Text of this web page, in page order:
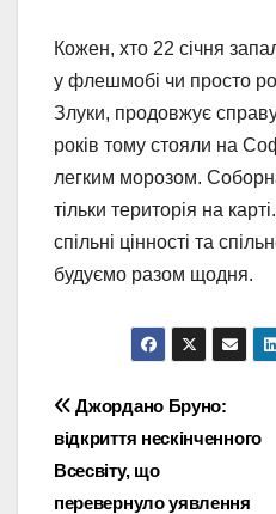
Кожен, хто 22 січня
у флешмобі чи просто
Злуки, продовжує
років тому стояли на
легким морозом.
тільки територія на
спільні цінності та
будуємо разом щодня.
Навігація
записів
Джордано Бруно:
відкриття нескінченного
Всесвіту, що
перевернуло уявлення